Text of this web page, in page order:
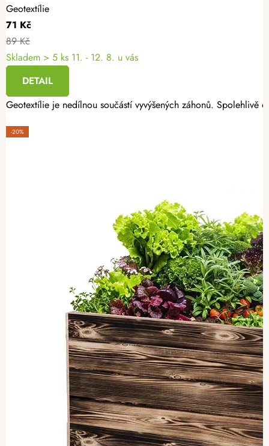
Geotextílie
71 Kč
89 Kč
Skladem > 5 ks 11. - 12. 8. u vás
DETAIL
Geotextílie je nedílnou součástí vyvýšených záhonů.
-20%